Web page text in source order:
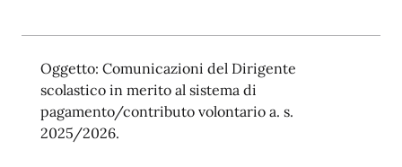
Oggetto: Comunicazioni del Dirigente
scolastico in merito al sistema di
pagamento/contributo volontario a. s.
2025/2026.